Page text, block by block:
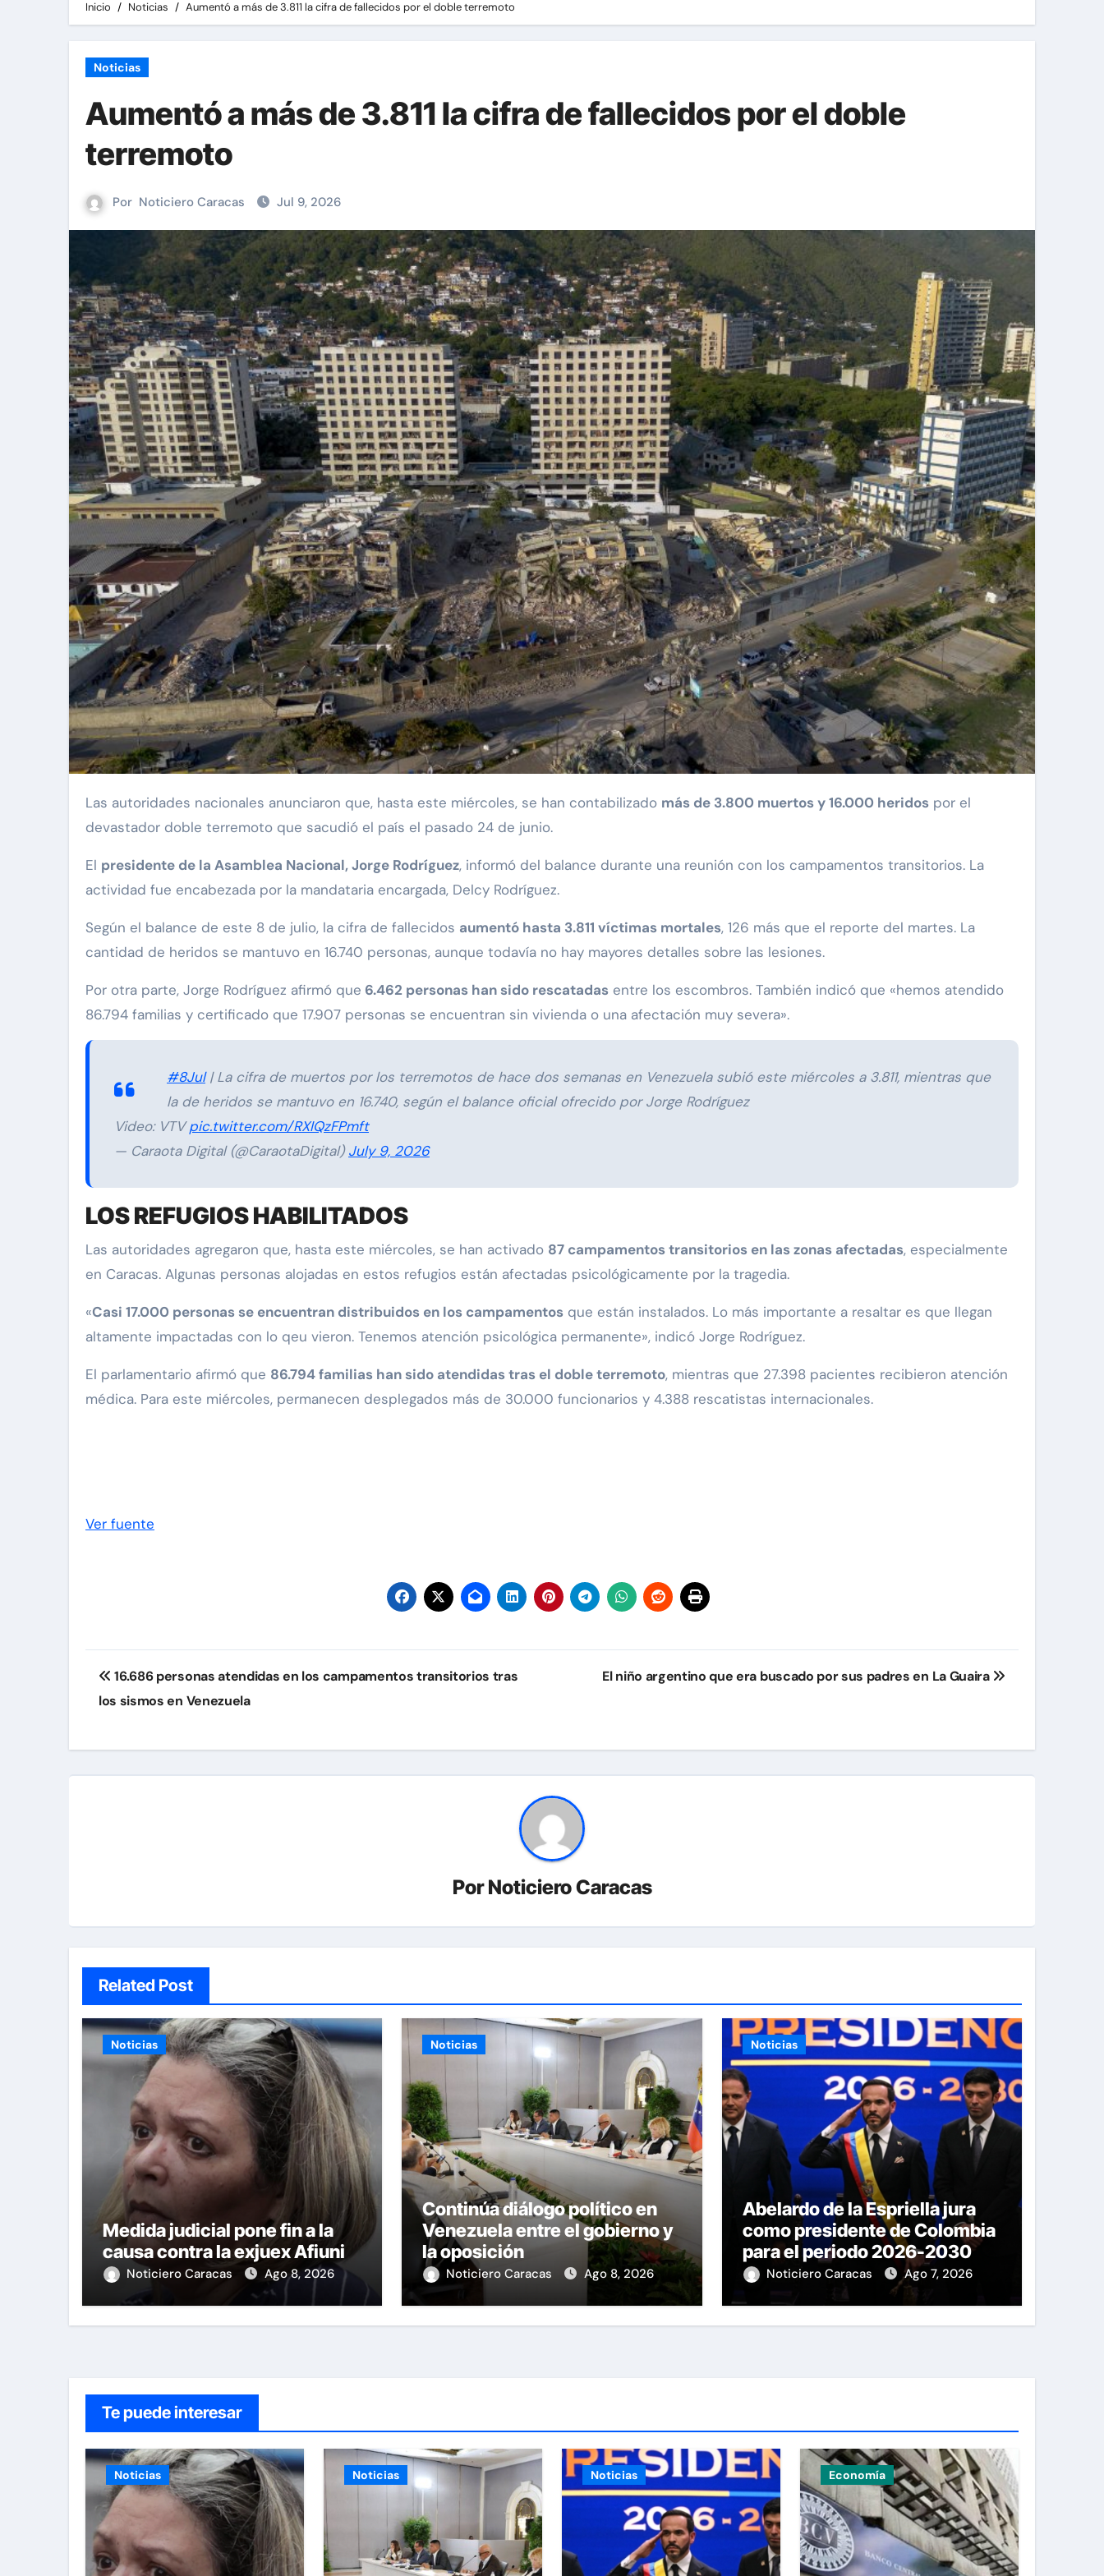
Inicio Noticias Aumentó a más de 3.811 la cifra de fallecidos por el doble terremoto
Noticias
Aumentó a más de 3.811 la cifra de fallecidos por el doble
terremoto
Por Noticiero Caracas Jul 9, 2026
Las autoridades nacionales anunciaron que, hasta este miércoles, se han contabilizado más de 3.800 muertos y 16.000 heridos por el
devastador doble terremoto que sacudió el país el pasado 24 de junio.
El presidente de la Asamblea Nacional, Jorge Rodríguez, informó del balance durante una reunión con los campamentos transitorios. La
actividad fue encabezada por la mandataria encargada, Delcy Rodríguez.
Según el balance de este 8 de julio, la cifra de fallecidos aumentó hasta 3.811 víctimas mortales, 126 más que el reporte del martes. La
cantidad de heridos se mantuvo en 16.740 personas, aunque todavía no hay mayores detalles sobre las lesiones.
Por otra parte, Jorge Rodríguez afirmó que 6.462 personas han sido rescatadas entre los escombros. También indicó que «hemos atendido
86.794 familias y certificado que 17.907 personas se encuentran sin vivienda o una afectación muy severa».
#8Jul| La cifra de muertos por los terremotos de hace dos semanas en Venezuela subió este miércoles a 3.811, mientras que
la de heridos se mantuvo en 16.740, según el balance oficial ofrecido por Jorge Rodríguez
Video: VTVpic.twitter.com/RXIQzFPmft
— Caraota Digital (@CaraotaDigital)July 9, 2026
LOS REFUGIOS HABILITADOS
Las autoridades agregaron que, hasta este miércoles, se han activado 87 campamentos transitorios en las zonas afectadas, especialmente
en Caracas. Algunas personas alojadas en estos refugios están afectadas psicológicamente por la tragedia.
«Casi 17.000 personas se encuentran distribuidos en los campamentos que están instalados. Lo más importante a resaltar es que llegan
altamente impactadas con lo qeu vieron. Tenemos atención psicológica permanente», indicó Jorge Rodríguez.
El parlamentario afirmó que 86.794 familias han sido atendidas tras el doble terremoto, mientras que 27.398 pacientes recibieron atención
médica. Para este miércoles, permanecen desplegados más de 30.000 funcionarios y 4.388 rescatistas internacionales.
Ver fuente
Navegación
de
16.686 personas atendidas en los campamentos transitorios tras
los sismos en Venezuela
El niño argentino que era buscado por sus padres en La Guaira
PorNoticiero Caracas
Related Post
Noticias
Medida judicial pone fin a la
causa contra la exjuex Afiuni
Noticiero Caracas Ago 8, 2026
Noticias
Continúa diálogo político en
Venezuela entre el gobierno y
la oposición
Noticiero Caracas Ago 8, 2026
Noticias
Abelardo de la Espriella jura
como presidente de Colombia
para el periodo 2026-2030
Noticiero Caracas Ago 7, 2026
Te puede interesar
Noticias Noticias Noticias Economía